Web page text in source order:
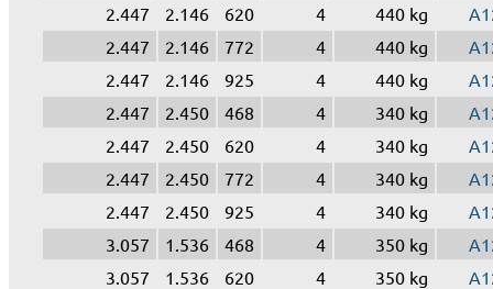
2.447
2.146 620 4 440 kg
2.447
2.146 772 4 440 kg
2.447
2.146 925 4 440 kg
2.447
2.450 468 4 340 kg
2.447
2.450 620 4 340 kg
2.447
2.450 772 4 340 kg
2.447
2.450 925 4 340 kg
3.057
1.536 468 4 350 kg
3.057
1.536 620 4 350 kg